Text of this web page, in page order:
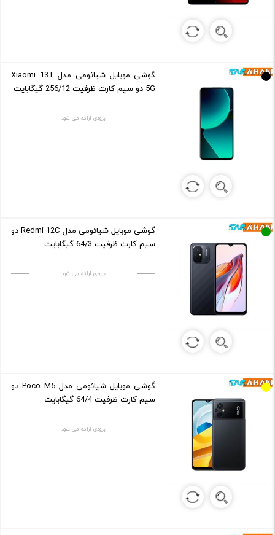
گوشی موبایل شیائومی مدل Xiaomi 13T
5G دو سیم کارت ظرفیت 256/12 گیگابایت
بزودی ارائه می شود
گوشی موبایل شیائومی مدل Redmi 12C دو
سیم کارت ظرفیت 64/3 گیگابایت
بزودی ارائه می شود
گوشی موبایل شیائومی مدل Poco M5 دو
سیم کارت ظرفیت 64/4 گیگابایت
بزودی ارائه می شود